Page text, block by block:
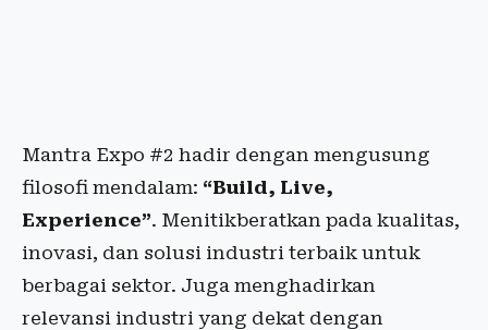
Mantra Expo #2 hadir dengan mengusung
filosofi mendalam: “Build, Live,
Experience”. Menitikberatkan pada kualitas,
inovasi, dan solusi industri terbaik untuk
berbagai sektor. Juga menghadirkan
relevansi industri yang dekat dengan